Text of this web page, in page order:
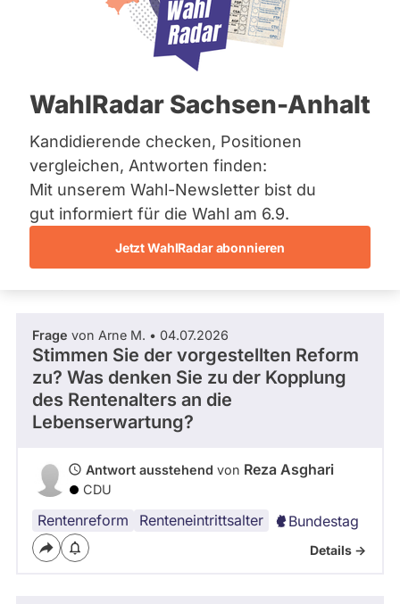
Bremen
Hamburg
Mecklenburg-Vorpommern
Nordrhein-Westfalen
Saarland
Sachsen
Sachsen-Anhalt
Sachsen-Anhalt
Schleswig-Holstein
Thüringen
Archiv
Spenden
WahlRadar Sachsen-Anhalt
Kandidierende checken, Positionen
vergleichen, Antworten finden:
Mit unserem Wahl-Newsletter bist du
gut informiert für die Wahl am 6.9.
Jetzt WahlRadar abonnieren
CDU
Abgeordneter Bundestag 2025 - 2029
Wahlkreis
Wolfenbüttel
Wahlliste
a
A
g
h
a
s
t
a
m
1/ 7
Fragen beantwortet
Es
nur
Fragen
und
Antworten
welche
gestellt
wurden.
Solche
aus
vergangenen
Kandidaturen
und
nicht
berücksichtigt.
Abgeordneter Bundestag
Frage stellen
Fragen und Antworten
Frage von Arne M. • 04.07.2026
Stimmen Sie der vorgestellten Reform
zu? Was denken Sie zu der Kopplung
des Rentenalters an die
Lebenserwartung?
Antwort ausstehend von Reza Asghari
CDU
Rentenreform Renteneintrittsalter Bundestag
Details ->